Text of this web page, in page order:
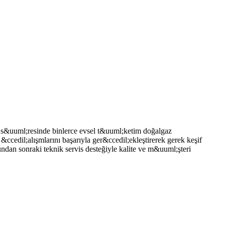
binlerce evsel t&uuml;ketim doğalgaz
başarıyla ger&ccedil;ekleştirerek gerek keşif
sonraki teknik servis desteğiyle kalite ve m&uuml;şteri